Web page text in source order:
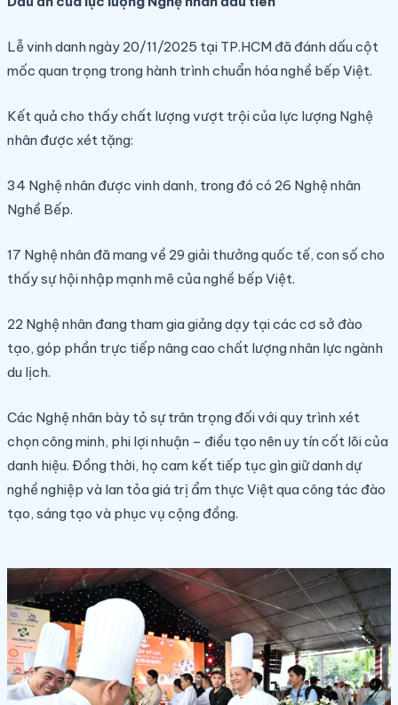
Lễ vinh danh ngày 20/11/2025 tại TP.HCM đã đánh dấu cột
mốc quan trọng trong hành trình chuẩn hóa nghề bếp Việt.
Kết quả cho thấy chất lượng vượt trội của lực lượng Nghệ
nhân được xét tặng:
34 Nghệ nhân được vinh danh, trong đó có 26 Nghệ nhân
Nghề Bếp.
17 Nghệ nhân đã mang về 29 giải thưởng quốc tế, con số cho
thấy sự hội nhập mạnh mẽ của nghề bếp Việt.
22 Nghệ nhân đang tham gia giảng dạy tại các cơ sở đào
tạo, góp phần trực tiếp nâng cao chất lượng nhân lực ngành
du lịch.
Các Nghệ nhân bày tỏ sự trân trọng đối với quy trình xét
chọn công minh, phi lợi nhuận – điều tạo nên uy tín cốt lõi của
danh hiệu. Đồng thời, họ cam kết tiếp tục gìn giữ danh dự
nghề nghiệp và lan tỏa giá trị ẩm thực Việt qua công tác đào
tạo, sáng tạo và phục vụ cộng đồng.